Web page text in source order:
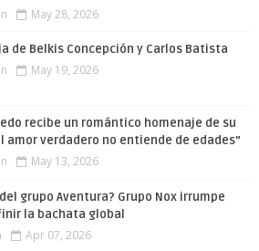
May 28, 2026
de Belkis Concepción y Carlos Batista
May 19, 2026
recibe un romántico homenaje de su
amor verdadero no entiende de edades”
May 13, 2026
grupo Aventura? Grupo Nox irrumpe
la bachata global
Apr 07, 2026